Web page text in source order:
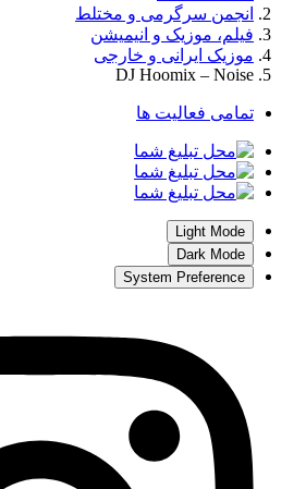
انجمن سرگرمی و مختلط
فیلم، موزیک و انیمیشن
موزیک ایرانی و خارجی
DJ Hoomix – Noise
تمامی فعالیت ها
Light Mode
Dark Mode
System Preference